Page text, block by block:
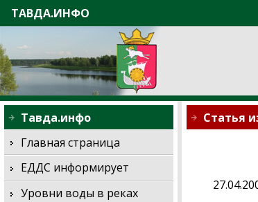
ТАВДА.ИНФО
Статья
Тавда.инфо
Главная страница
ЕДДС информирует
Уровни воды в реках